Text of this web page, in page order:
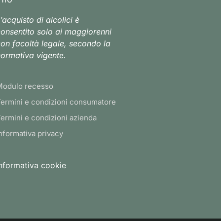
di alcolici è
solo ai maggiorenni
facoltà legale, secondo la
vigente.
recesso
e condizioni consumatore
e condizioni azienda
privacy
cookie